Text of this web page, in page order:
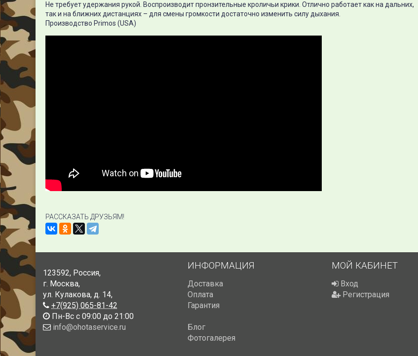
Не требует удержания рукой. Воспроизводит пронзительные кроличьи крики. Отлично работает как на дальних,
так и на ближних дистанциях – для смены громкости достаточно изменить силу дыхания.
Производство Primos (USA)
РАССКАЗАТЬ ДРУЗЬЯМ!
123592, Россия,
г. Москва,
ул. Кулакова, д. 14,
+7(925) 065-81-42
Пн-Вс с 09:00 до 21:00
info@ohotaservice.ru
ИНФОРМАЦИЯ
Доставка
Оплата
Гарантия
Блог
Фотогалерея
МОЙ КАБИНЕТ
Вход
Регистрация